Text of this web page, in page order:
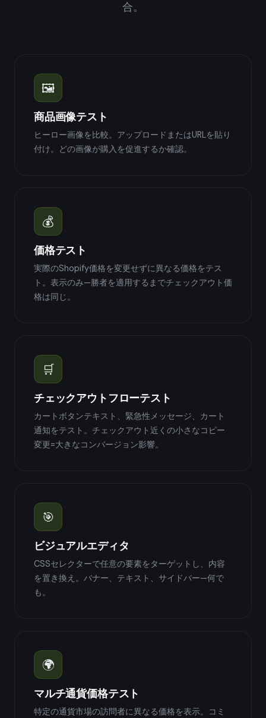
合。
🖼️
商品画像テスト
ヒーロー画像を比較。アップロードまたはURLを貼り
付け。どの画像が購入を促進するか確認。
💰
価格テスト
実際のShopify価格を変更せずに異なる価格をテス
ト。表示のみ—勝者を適用するまでチェックアウト価
格は同じ。
🛒
チェックアウトフローテスト
カートボタンテキスト、緊急性メッセージ、カート
通知をテスト。チェックアウト近くの小さなコピー
変更=大きなコンバージョン影響。
🎯
ビジュアルエディタ
CSSセレクターで任意の要素をターゲットし、内容
を置き換え。バナー、テキスト、サイドバー—何で
も。
🌍
マルチ通貨価格テスト
特定の通貨市場の訪問者に異なる価格を表示。コミ